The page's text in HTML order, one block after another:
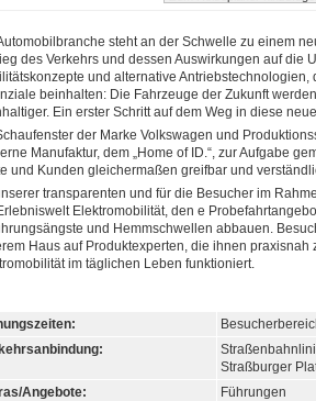
steht an der Schwelle zu einem
des Verkehrs und dessen Auswirkungen auf die
und alternative
beinhalten: Die Fahrzeuge der Zukunft
Ein erster Schritt auf dem Weg in diese
der Marke Volkswagen und
Manufaktur, dem „Home of ID.“, zur Aufgabe
und Kunden gleichermaßen greifbar und
transparenten und für die Besucher im
Elektromobilität, den e
und Hemmschwellen abbauen.
Haus auf Produktexperten, die ihnen
im täglichen Leben funktioniert.
Straßburger
Angebote:
Führungen